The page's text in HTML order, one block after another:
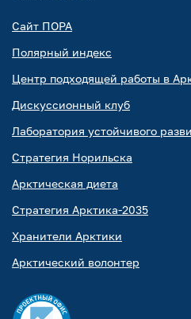
Сайт ПОРА
Полярный индекс
Центр подходящей работы в
Дискуссионный клуб
Лаборатория устойчивого
Стратегия Норильска
Арктическая диета
Стратегия Арктика-2035
Хранители Арктики
Арктический волонтер